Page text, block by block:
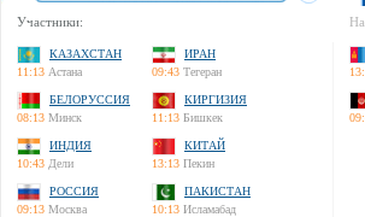
Участники:
КАЗАХСТАН
11:13 Астана
ИРАН
09:43 Тегеран
БЕЛОРУССИЯ
08:13 Минск
КИРГИЗИЯ
11:13 Бишкек
ИНДИЯ
10:43 Дели
КИТАЙ
13:13 Пекин
РОССИЯ
09:13 Москва
ПАКИСТАН
10:13 Исламабад